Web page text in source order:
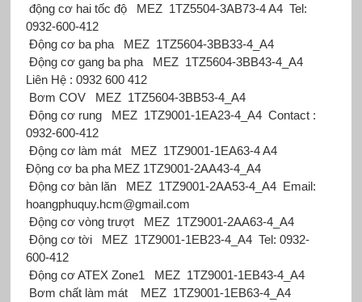
động cơ hai tốc độ
MEZ 1TZ5504-3AB73-4 A4 Tel:
0932-600-412
Động cơ ba pha
MEZ 1TZ5604-3BB33-4_A4
Động cơ gang ba pha
MEZ 1TZ5604-3BB43-4_A4
Liên Hệ : 0932 600 412
Bơm COV
MEZ 1TZ5604-3BB53-4_A4
Động cơ rung
MEZ 1TZ9001-1EA23-4_A4 Contact :
0932-600-412
Động cơ làm mát
MEZ 1TZ9001-1EA63-4 A4
Động cơ ba pha MEZ 1TZ9001-2AA43-4_A4
Động cơ bàn lăn
MEZ 1TZ9001-2AA53-4_A4 Email:
hoangphuquy.hcm@gmail.com
Động cơ vòng trượt
MEZ 1TZ9001-2AA63-4_A4
Động cơ tời
MEZ 1TZ9001-1EB23-4_A4 Tel: 0932-
600-412
Động cơ ATEX Zone1
MEZ 1TZ9001-1EB43-4_A4
Bơm chất làm mát
MEZ 1TZ9001-1EB63-4_A4